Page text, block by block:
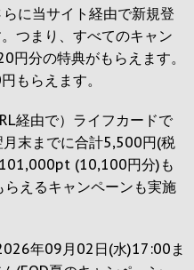
に当サイト経由で新規登
つまり、すべてのキャン
円分の特典がもらえます。
もらえます。
経由で）ライフカードで
末までに合計5,500円(税
(10,100円分)も
えるキャンペーンも実施
年09月02日(水)17:00ま